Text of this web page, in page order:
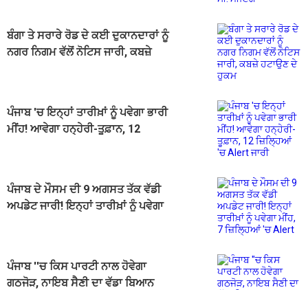
ਬੰਗਾ ਤੇ ਸਰਾਰੇ ਰੋਡ ਦੇ ਕਈ ਦੁਕਾਨਦਾਰਾਂ ਨੂੰ
ਨਗਰ ਨਿਗਮ ਵੱਲੋਂ ਨੋਟਿਸ ਜਾਰੀ, ਕਬਜ਼ੇ
ਪੰਜਾਬ 'ਚ ਇਨ੍ਹਾਂ ਤਾਰੀਖ਼ਾਂ ਨੂੰ ਪਵੇਗਾ ਭਾਰੀ
ਮੀਂਹ! ਆਵੇਗਾ ਹਨ੍ਹੇਰੀ-ਤੂਫ਼ਾਨ, 12
ਪੰਜਾਬ ਦੇ ਮੌਸਮ ਦੀ 9 ਅਗਸਤ ਤੱਕ ਵੱਡੀ
ਅਪਡੇਟ ਜਾਰੀ! ਇਨ੍ਹਾਂ ਤਾਰੀਖ਼ਾਂ ਨੂੰ ਪਵੇਗਾ
ਪੰਜਾਬ ''ਚ ਕਿਸ ਪਾਰਟੀ ਨਾਲ ਹੋਵੇਗਾ
ਗਠਜੋੜ, ਨਾਇਬ ਸੈਣੀ ਦਾ ਵੱਡਾ ਬਿਆਨ